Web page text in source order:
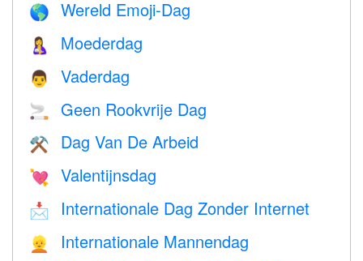
🌎 Wereld Emoji-Dag
🤱 Moederdag
👨 Vaderdag
🚬 Geen Rookvrije Dag
⚒️ Dag Van De Arbeid
💘 Valentijnsdag
📩 Internationale Dag Zonder Internet
👱 Internationale Mannendag